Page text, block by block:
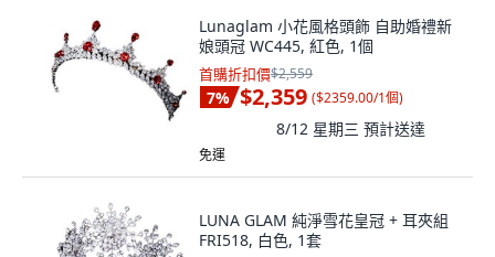
Lunaglam 小花風格頭飾 自助婚禮新
娘頭冠 WC445, 紅色, 1個
首購折扣價$2,559
7% $2,359 ($2359.00/1個)
8/12 星期三 預計送達
免運
LUNA GLAM 純淨雪花皇冠 + 耳夾組
FRI518, 白色, 1套